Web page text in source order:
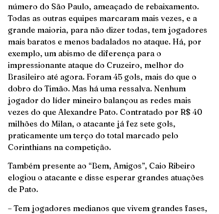
número do São Paulo, ameaçado de rebaixamento.
Todas as outras equipes marcaram mais vezes, e a
grande maioria, para não dizer todas, tem jogadores
mais baratos e menos badalados no ataque. Há, por
exemplo, um abismo de diferença para o
impressionante ataque do Cruzeiro, melhor do
Brasileiro até agora. Foram 45 gols, mais do que o
dobro do Timão. Mas há uma ressalva. Nenhum
jogador do líder mineiro balançou as redes mais
vezes do que Alexandre Pato. Contratado por R$ 40
milhões do Milan, o atacante já fez sete gols,
praticamente um terço do total marcado pelo
Corinthians na competição.
Também presente ao “Bem, Amigos”, Caio Ribeiro
elogiou o atacante e disse esperar grandes atuações
de Pato.
– Tem jogadores medianos que vivem grandes fases,